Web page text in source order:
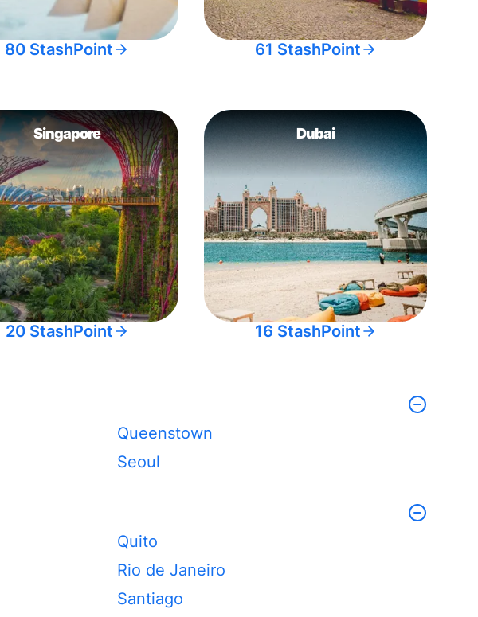
80 StashPoint 61 StashPoint
Singapore
20 StashPoint
Dubai
16 StashPoint
Queenstown
Seoul
Quito
Rio de Janeiro
Santiago